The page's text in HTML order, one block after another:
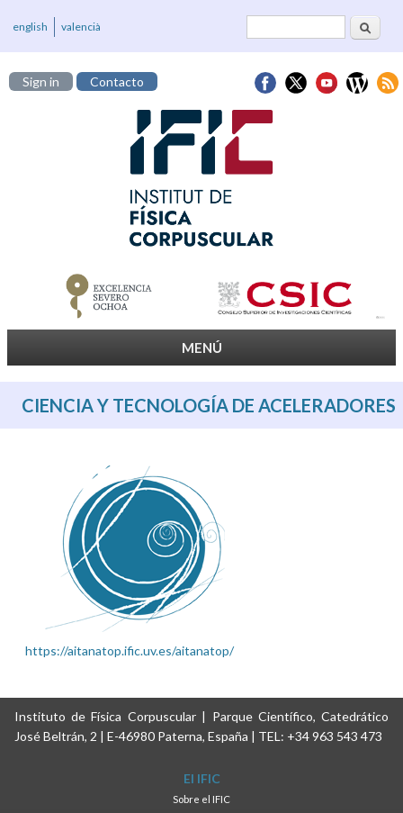
Formulario deBuscar
english valencià
Sign in Contacto
MENÚ
CIENCIA Y TECNOLOGÍA DE ACELERADORES
https://aitanatop.ific.uv.es/aitanatop/
Instituto de Física Corpuscular | Parque Científico, Catedrático
José Beltrán, 2 | E-46980 Paterna, España | TEL: +34 963 543 473
El IFIC
Sobre el IFIC